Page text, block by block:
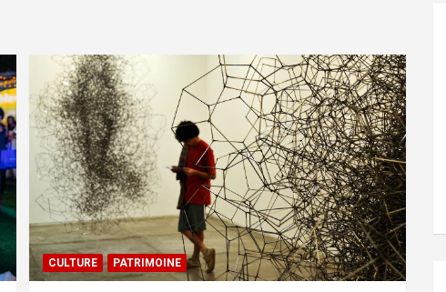
CULTURE PATRIMOINE